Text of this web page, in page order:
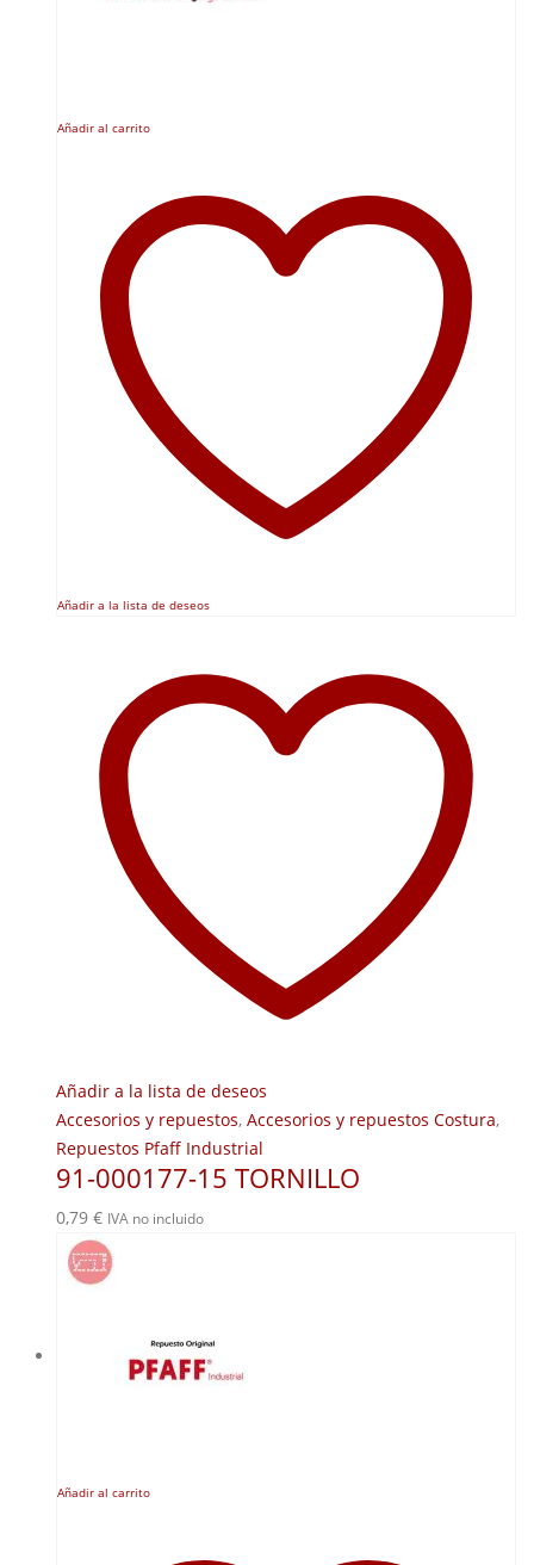
Añadir al carrito
Añadir a la lista de deseos
Añadir a la lista de deseos
Accesorios y repuestos, Accesorios y repuestos Costura,
Repuestos Pfaff Industrial
91-000177-15 TORNILLO
0,79 € IVA no incluido
Añadir al carrito